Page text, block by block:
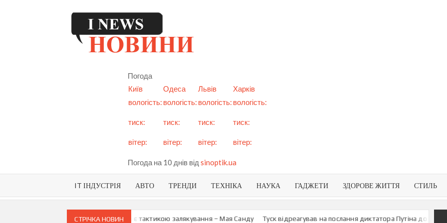
Погода
Київ
Одеса Львів
Харків
вологість:
тиск:
вітер:
вологість:
тиск:
вітер:
вологість:
тиск:
вітер:
вологість:
тиск:
вітер:
Погода на 10 днів від sinoptik.ua
IT ІНДУСТРІЯ АВТО ТРЕНДИ ТЕХНІКА НАУКА ГАДЖЕТИ ЗДОРОВЕ ЖИТТЯ СТИЛЬ
СТРІЧКА НОВИН
можливу анексію Придністров’я є тактикою залякування – Мая Санду Туск відреагував на послання диктатора Путіна до росіян